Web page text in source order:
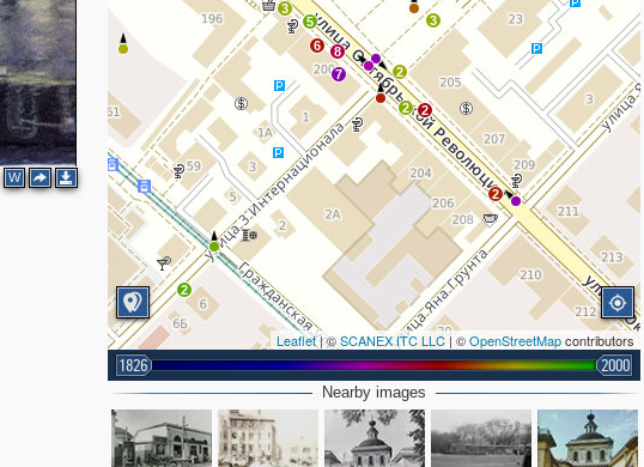
W
2
2
2
2
3
2
7
6
5
8
3
2
Leaflet| ©SCANEX ITC LLC| ©OpenStreetMapcontributors
1826 2000
Nearby images